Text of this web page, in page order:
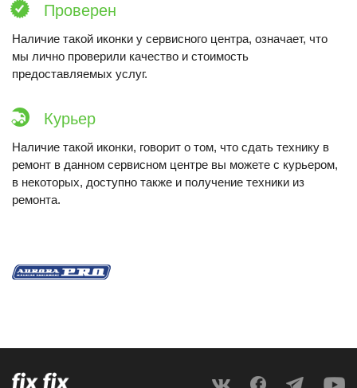
Проверен
Наличие такой иконки у сервисного центра, означает, что
мы лично проверили качество и стоимость
предоставляемых услуг.
Курьер
Наличие такой иконки, говорит о том, что сдать технику в
ремонт в данном сервисном центре вы можете с курьером,
в некоторых, доступно также и получение техники из
ремонта.